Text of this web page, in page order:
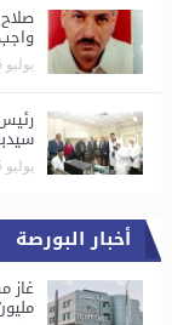
يوليو 16, 2026
يوليو 15, 2026
أخبار البورصة